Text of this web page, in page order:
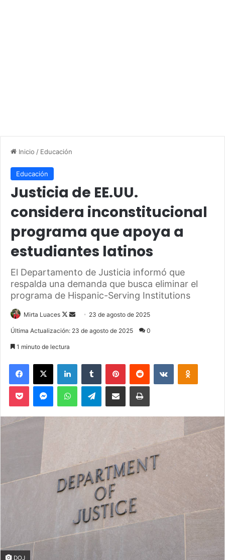
Inicio / Educación
Educación
Justicia de EE.UU.
considera inconstitucional
programa que apoya a
estudiantes latinos
El Departamento de Justicia informó que
respalda una demanda que busca eliminar el
programa de Hispanic-Serving Institutions
Mirta Luaces
F
o
w
o
n
a
e
23 de agosto de 2025
Última Actualización: 23 de agosto de 2025 0
1 minuto de lectura
Telegram
DOJ